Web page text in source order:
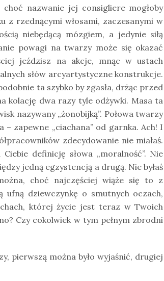
nazwanie jej consigliere mogłoby
z rzednącymi włosami, zaczesanymi w
niebędącą mózgiem, a jedynie siłą
powagi na twarzy może się okazać
jeździsz na akcje, mnąc w ustach
słów arcyartystyczne konstrukcje.
ta szybko by zgasła, drżąc przed
kolację dwa razy tyle odżywki. Masa ta
nazywany „żonobijką”. Połowa twarzy
zapewne „ciachana” od garnka. Ach! I
zdecydowanie nie miałaś.
definicję słowa „moralność”. Nie
jedną egzystencją a drugą. Nie byłaś
choć najczęściej wiąże się to z
ufną dziewczynkę o smutnych oczach,
której życie jest teraz w Twoich
Czy cokolwiek w tym pełnym zbrodni
pierwszą można było wyjaśnić, drugiej